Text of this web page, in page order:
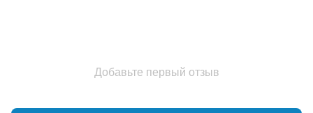
Добавьте первый отзыв